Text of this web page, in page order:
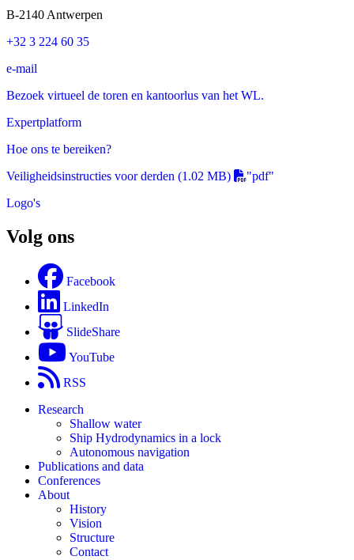
B-2140 Antwerpen
+32 3 224 60 35
e-mail
Bezoek virtueel de toren en kantoorlus van het WL.
Expertplatform
Hoe ons te bereiken?
Veiligheidsinstructies voor derden (1.02 MB)
"pdf"
Logo's
Volg ons
Facebook
LinkedIn
SlideShare
YouTube
RSS
Research
Shallow water
Ship Hydrodynamics in a lock
Autonomous navigation
Publications and data
Conferences
About
History
Vision
Structure
Contact